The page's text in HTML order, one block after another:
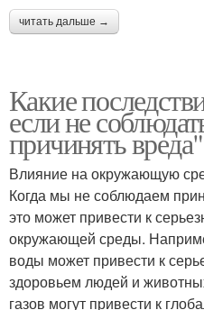
читать дальше →
Какие
если не
причинять вреда"
Влияние на окружающую
Когда мы не соблюдаем
это может привести к
окружающей среды.
воды может привести к
здоровьем людей и
газов могут привести к